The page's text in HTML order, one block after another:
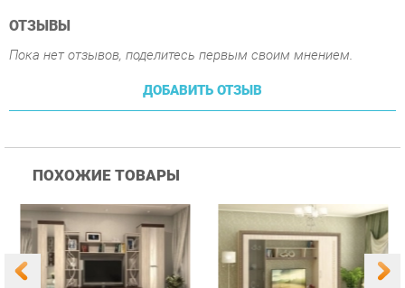
ПОХОЖИЕ ТОВАРЫ
Купить
Гостиная Стиль
Атлантида-2 Венге-дуб
Белфорд
25 190 ₽ Купить
Гостиная Витра
Симфония 7.10